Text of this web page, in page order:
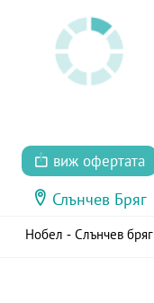
виж офертата
Слънчев Бряг
Нобел - Слънчев бряг